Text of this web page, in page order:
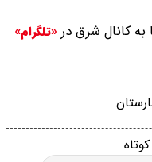
به کانال شرق در «تلگرام»